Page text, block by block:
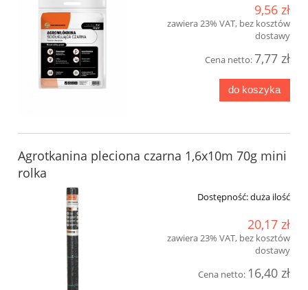
9,56 zł
zawiera 23% VAT, bez kosztów
dostawy
Cena netto:7,77 zł
do koszyka
Agrotkanina pleciona czarna 1,6x10m 70g mini
rolka
Dostępność:duża ilość
20,17 zł
zawiera 23% VAT, bez kosztów
dostawy
Cena netto: 16,40 zł